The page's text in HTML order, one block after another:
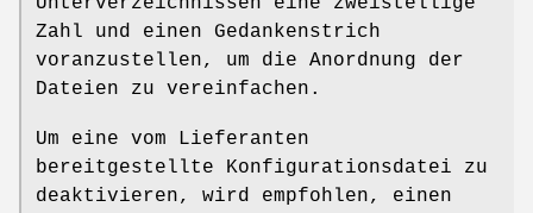
Zahl und einen Gedankenstrich
voranzustellen, um die Anordnung der
Dateien zu vereinfachen.
Um eine vom Lieferanten
bereitgestellte Konfigurationsdatei zu
deaktivieren, wird empfohlen, einen